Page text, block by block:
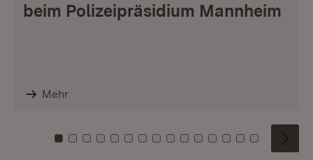
beim Polizeipräsidium Mannheim
Mehr
Zu Kachel: 0
Zu Kachel: 1
Zu Kachel: 2
Zu Kachel: 3
Zu Kachel: 4
Zu Kachel: 5
Zu Kachel: 6
Zu Kachel: 7
Zu Kachel: 8
Zu Kachel: 9
Zu Kachel: 10
Zu Kachel: 11
Zu Kachel: 12
Zu Kachel:
Zu